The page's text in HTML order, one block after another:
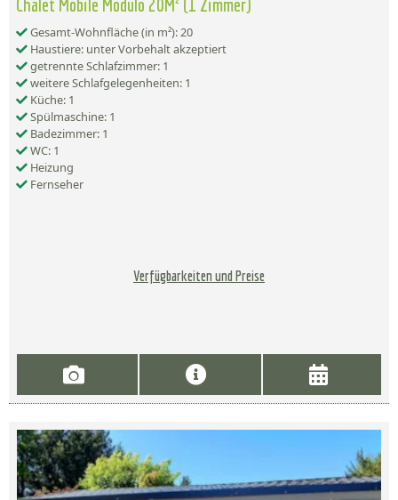
Chalet Mobile Modulo 20M² (1 Zimmer)
Gesamt-Wohnfläche (in m²): 20
Haustiere: unter Vorbehalt akzeptiert
getrennte Schlafzimmer: 1
weitere Schlafgelegenheiten: 1
Küche: 1
Spülmaschine: 1
Badezimmer: 1
WC: 1
Heizung
Fernseher
Verfügbarkeiten und Preise